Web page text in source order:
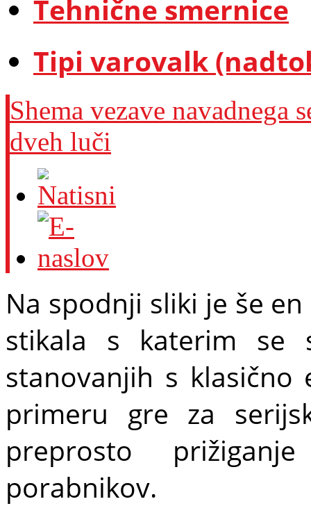
Tehnične smernice
Tipi varovalk
Shema vezave navadnega
dveh luči
Na spodnji sliki je še
stikala s katerim se
stanovanjih s klasično
primeru gre za
preprosto
porabnikov.